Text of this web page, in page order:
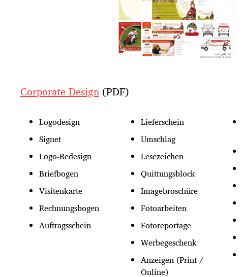
Corporate Design (PDF)
Logodesign
Signet
Logo-Redesign
Briefbogen
Visitenkarte
Rechnungsbogen
Auftragsschein
Lieferschein
Umschlag
Lesezeichen
Quittungsblock
Imagebroschüre
Fotoarbeiten
Fotoreportage
Werbegeschenk
Anzeigen (Print /
Online)